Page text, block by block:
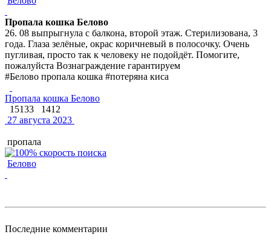
Пропала кошка Белово
26. 08 выпрыгнула с балкона, второй этаж. Стерилизована, 3
года. Глаза зелёные, окрас коричневый в полосочку. Очень
пугливая, просто так к человеку не подойдёт. Помогите,
пожалуйста Вознаграждение гарантируем
#Белово пропала кошка #потеряна киса
Пропала кошка Белово
15133
1412
27 августа 2023
пропала
Белово
Последние комментарии